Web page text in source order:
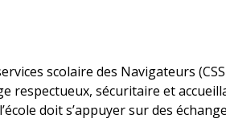
scolaire des Navigateurs
respectueux, sécuritaire et
doit s’appuyer sur des